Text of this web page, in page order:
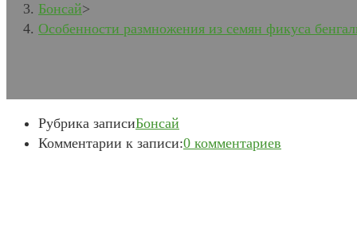
Бонсай>
Особенности размножения из семян фикуса
Рубрика записиБонсай
Комментарии к записи:0 комментариев